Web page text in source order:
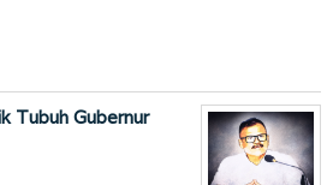
Tubuh Gubernur